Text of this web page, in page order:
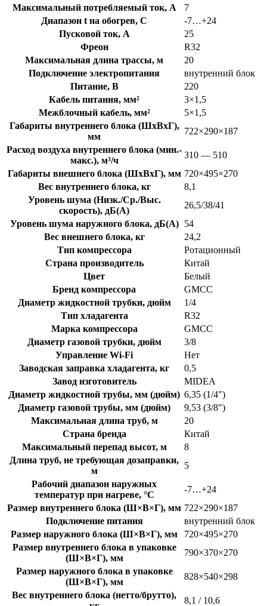
Максимальный потребляемый ток, А
7
Диапазон t на обогрев, C
-7…+24
Пусковой ток, А
25
Фреон
R32
Максимальная длина трассы, м
20
Подключение электропитания
внутренний блок
Питание, В
220
Кабель питания, мм²
3×1,5
Межблочный кабель, мм²
5×1,5
Габариты внутреннего блока (ШхВхГ),
мм
722×290×187
Расход воздуха внутреннего блока (мин.-
макс.), м³/ч
310 — 510
Габариты внешнего блока (ШхВхГ), мм 720×495×270
Вес внутреннего блока, кг
8,1
Уровень шума (Низк./Ср./Выс.
скорость), дБ(А)
26,5/38/41
Уровень шума наружного блока, дБ(А)
54
Вес внешнего блока, кг
24,2
Тип компрессора
Ротационный
Страна производитель
Китай
Цвет
Белый
Бренд компрессора
GMCC
Диаметр жидкостной трубки, дюйм
1/4
Тип хладагента
R32
Марка компрессора
GMCC
Диаметр газовой трубки, дюйм
3/8
Управление Wi-Fi
Нет
Заводская заправка хладагента, кг
0,5
Завод изготовитель
MIDEA
Диаметр жидкостной трубы, мм (дюйм) 6,35 (1/4″)
Диаметр газовой трубы, мм (дюйм)
9,53 (3/8″)
Максимальная длина труб, м
20
Страна бренда
Китай
Максимальный перепад высот, м
8
Длина труб, не требующая дозаправки,
м
5
Рабочий диапазон наружных
температур при нагреве, °C
-7…+24
Размер внутреннего блока (Ш×В×Г), мм 722×290×187
Подключение питания
внутренний блок
Размер наружного блока (Ш×В×Г), мм
720×495×270
Размер внутреннего блока в упаковке
(Ш×В×Г), мм
790×370×270
Размер наружного блока в упаковке
(Ш×В×Г), мм
828×540×298
Вес внутреннего блока (нетто/брутто),
8,1 / 10,6